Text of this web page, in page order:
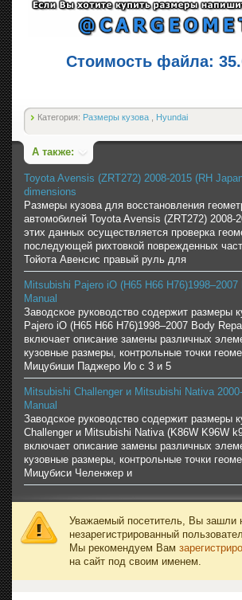
Стоимость файла:
Категория: Размеры кузова Hyundai
А также:
Toyota Avensis (ZRT272) 2008-2015 (RH
dimensions
Размеры кузова для восстановления
автомобилей Toyota Avensis (ZRT272)
этих данных осуществляется проверка
последующей рихтовкой поврежденных
Тойота Авенсис правый руль для
Mitsubishi Pajero iO (H65 H66 H76)1998–2007
Manual
Заводское руководство содержит размеры
Pajero iO (H65 H66 H76)1998–2007 Body
включает описание замены различных
кузовные размеры, контрольные точки
Мицубиши Паджеро Ио с 3 и 5
Mitsubishi Challenger и Mitsubishi Nativa
Manual
Заводское руководство содержит размеры
Challenger и Mitsubishi Nativa (K86W K96W
включает описание замены различных
кузовные размеры, контрольные точки
Мицубиси Челенжер и
Уважаемый посетитель, Вы зашли
незарегистрированный
Мы рекомендуем Вам
на сайт под своим именем.